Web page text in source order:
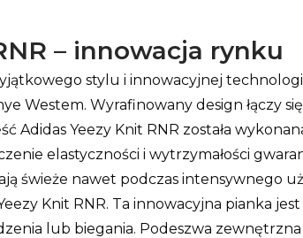
– innowacja rynku
stylu i innowacyjnej
Westem. Wyrafinowany design łączy
Adidas Yeezy Knit RNR została
elastyczności i wytrzymałości
świeże nawet podczas intensywnego
Knit RNR. Ta innowacyjna pianka
lub biegania. Podeszwa